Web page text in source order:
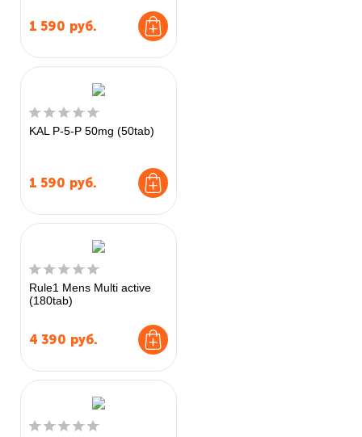
1 590 руб.
KAL P-5-P 50mg (50tab)
1 590 руб.
Rule1 Mens Multi active
(180tab)
4 390 руб.